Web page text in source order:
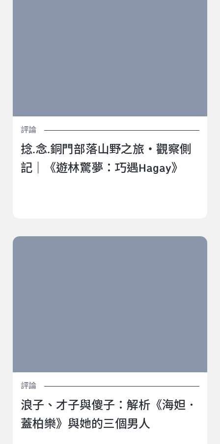
評論
捻.念.銅門部落山野之旅・觀察側
記｜《遊林驚夢：巧遇Hagay》
浪子、才子與傻子：解析《海妲．蓋柏樂》與她的三個
評論
浪子、才子與傻子：解析《海妲．
蓋柏樂》與她的三個男人